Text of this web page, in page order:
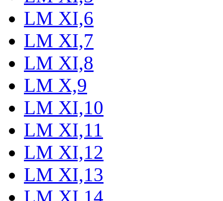
LM XI,6
LM XI,7
LM XI,8
LM X,9
LM XI,10
LM XI,11
LM XI,12
LM XI,13
LM XI,14